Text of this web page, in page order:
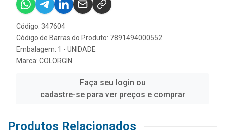
Código: 347604
Código de Barras do Produto: 7891494000552
Embalagem: 1 - UNIDADE
Marca: COLORGIN
Faça seu login ou
cadastre-se para ver preços e comprar
Produtos Relacionados